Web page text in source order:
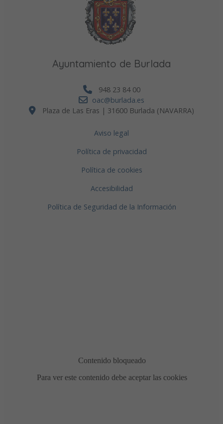
Ayuntamiento de Burlada
948 23 84 00
oac@burlada.es
Plaza de Las Eras | 31600 Burlada (NAVARRA)
Aviso legal
Política de privacidad
Política de cookies
Accesibilidad
Política de Seguridad de la Información